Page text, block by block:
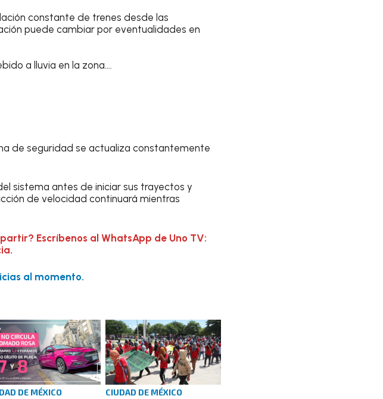
constante de trenes desde las
puede cambiar por eventualidades en
a lluvia en la zona.…
de seguridad se actualiza constantemente
sistema antes de iniciar sus trayectos y
de velocidad continuará mientras
Escríbenos al WhatsApp de Uno TV:
al momento.
DE MÉXICO
CIUDAD DE MÉXICO